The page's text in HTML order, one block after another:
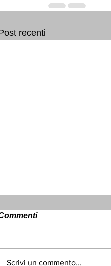
recenti
Scrivi un commento...